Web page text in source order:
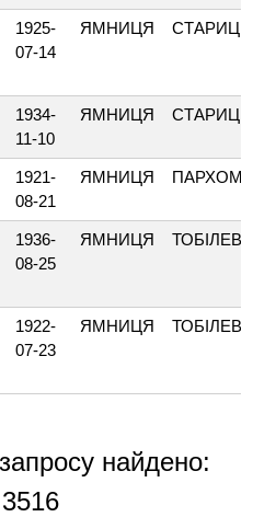
1925-
07-14
ЯМНИЦЯ
1934-
11-10
ЯМНИЦЯ
1921-
08-21
ЯМНИЦЯ
1936-
08-25
ЯМНИЦЯ ТОБІЛЕВИЧА
1922-
07-23
ЯМНИЦЯ ТОБІЛЕВИЧА
найдено:
3516